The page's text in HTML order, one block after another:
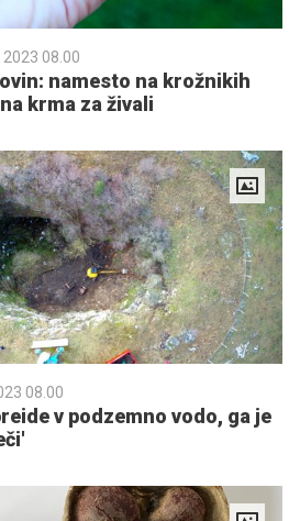
2023 08.00
namesto na krožnikih
krma za živali
08.00
v podzemno vodo, ga je